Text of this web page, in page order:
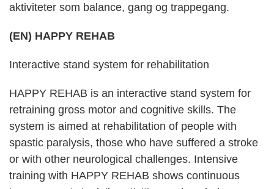
aktiviteter som balance, gang og trappegang.
(EN) HAPPY REHAB
Interactive stand system for rehabilitation
HAPPY REHAB is an interactive stand system for
retraining gross motor and cognitive skills. The
system is aimed at rehabilitation of people with
spastic paralysis, those who have suffered a stroke
or with other neurological challenges. Intensive
training with HAPPY REHAB shows continuous